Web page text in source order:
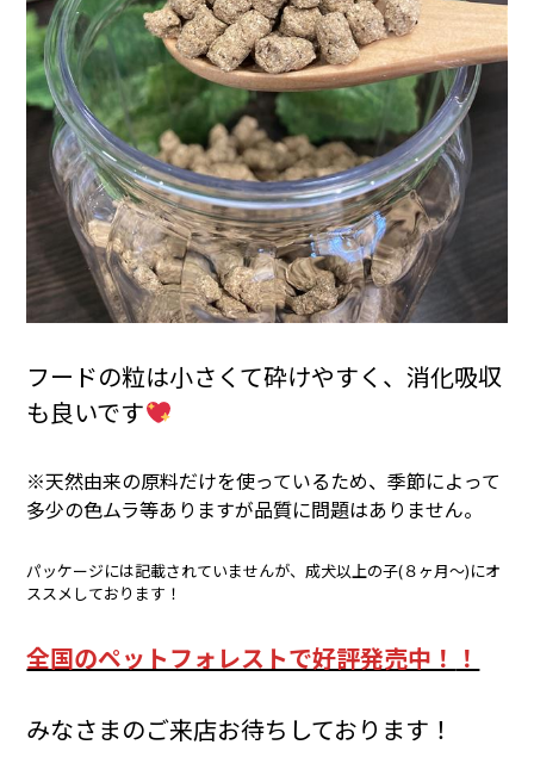
フードの粒は小さくて砕けやすく、消化吸収
も良いです
※天然由来の原料だけを使っているため、季節によって
多少の色ムラ等ありますが品質に問題はありません。
パッケージには記載されていませんが、成犬以上の子(８ヶ月～)にオ
ススメしております！
全国のペットフォレストで好評発売中！ ！
みなさまのご来店お待ちしております！